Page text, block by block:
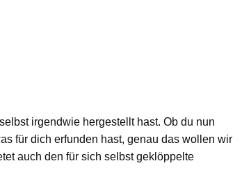
irgendwie hergestellt hast. Ob du nun
für dich erfunden hast, genau das wollen wir
auch den für sich selbst geklöppelte